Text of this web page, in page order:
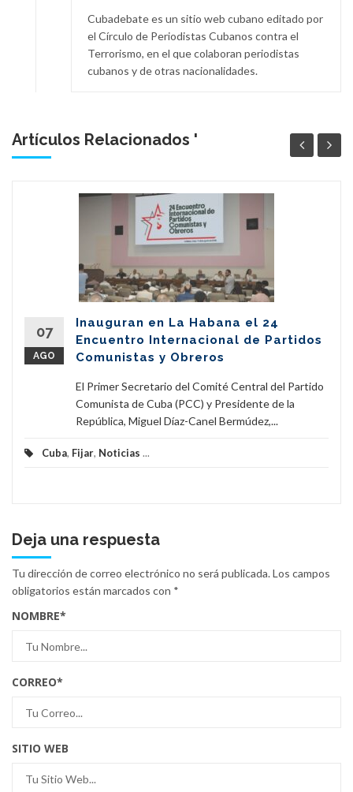
Cubadebate es un sitio web cubano editado por
el Círculo de Periodistas Cubanos contra el
Terrorismo, en el que colaboran periodistas
cubanos y de otras nacionalidades.
Artículos Relacionados '
07
AGO
Inauguran en La Habana el 24
Encuentro Internacional de Partidos
Comunistas y Obreros
El Primer Secretario del Comité Central del Partido
Comunista de Cuba (PCC) y Presidente de la
República, Miguel Díaz-Canel Bermúdez,...
Cuba, Fijar, Noticias ...
Deja una respuesta
Tu dirección de correo electrónico no será publicada.Los campos
obligatorios están marcados con *
NOMBRE*
CORREO*
SITIO WEB